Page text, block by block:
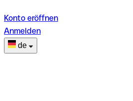
Konto eröffnen
Anmelden
de